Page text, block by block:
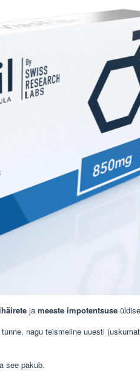
ja meeste impotentsuse
nagu teismeline uuesti
see pakub.